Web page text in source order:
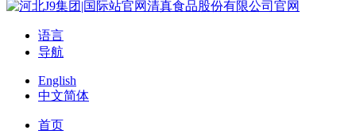
语言
导航
English
中文简体
首页